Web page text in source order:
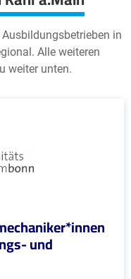
in
Alle weiteren
weiter unten.
und